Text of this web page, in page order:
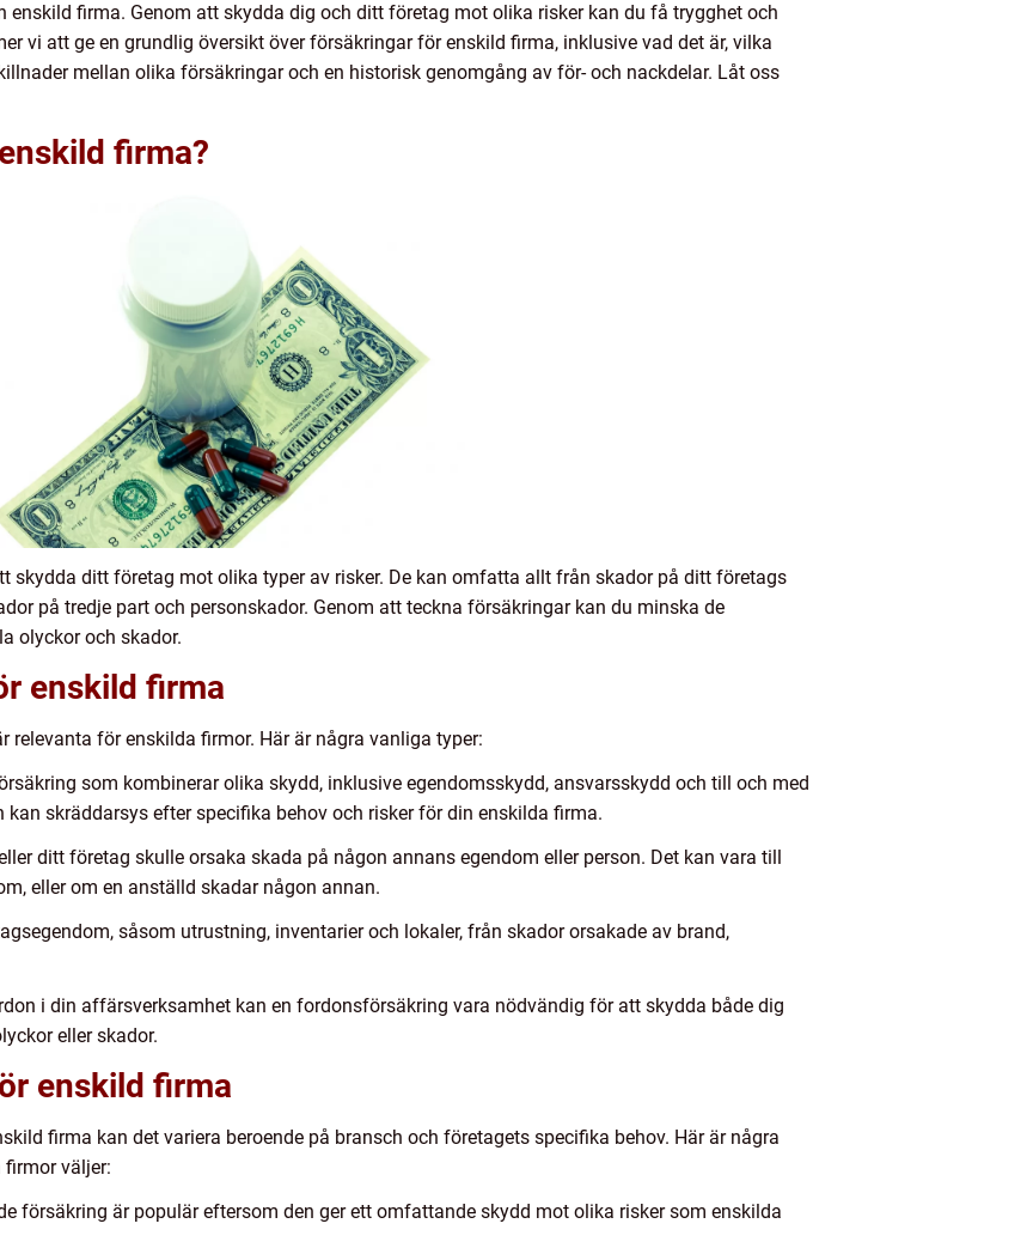
enskild firma. Genom att skydda dig och ditt företag mot olika risker kan du få trygghet och
vi att ge en grundlig översikt över försäkringar för enskild firma, inklusive vad det är, vilka
mellan olika försäkringar och en historisk genomgång av för- och nackdelar. Låt oss
firma?
skydda ditt företag mot olika typer av risker. De kan omfatta allt från skador på ditt företags
på tredje part och personskador. Genom att teckna försäkringar kan du minska de
olyckor och skador.
enskild firma
relevanta för enskilda firmor. Här är några vanliga typer:
som kombinerar olika skydd, inklusive egendomsskydd, ansvarsskydd och till och med
skräddarsys efter specifika behov och risker för din enskilda firma.
ditt företag skulle orsaka skada på någon annans egendom eller person. Det kan vara till
eller om en anställd skadar någon annan.
såsom utrustning, inventarier och lokaler, från skador orsakade av brand,
i din affärsverksamhet kan en fordonsförsäkring vara nödvändig för att skydda både dig
eller skador.
enskild firma
firma kan det variera beroende på bransch och företagets specifika behov. Här är några
väljer:
försäkring är populär eftersom den ger ett omfattande skydd mot olika risker som enskilda